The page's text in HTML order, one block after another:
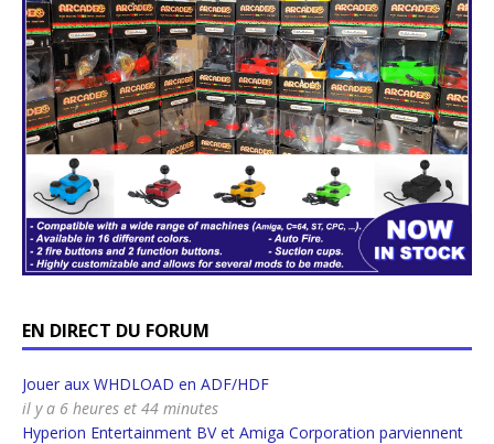
EN DIRECT DU FORUM
Jouer aux WHDLOAD en ADF/HDF
il y a 6 heures et 44 minutes
Hyperion Entertainment BV et Amiga Corporation parviennent